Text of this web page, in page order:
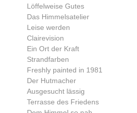
Löffelweise Gutes
Das Himmelsatelier
Leise werden
Clairevision
Ein Ort der Kraft
Strandfarben
Freshly painted in 1981
Der Hutmacher
Ausgesucht lässig
Terrasse des Friedens